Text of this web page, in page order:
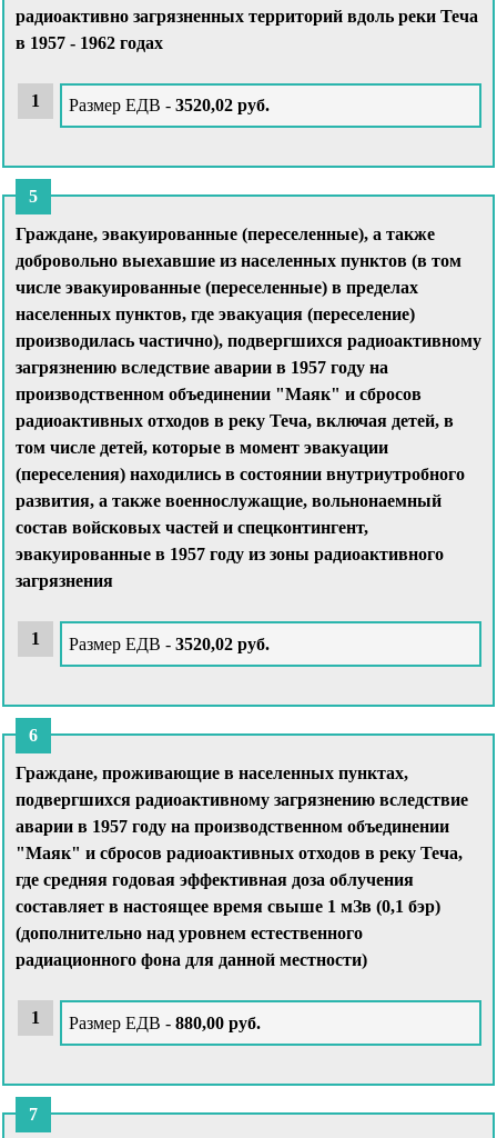
радиоактивно загрязненных территорий вдоль реки Теча
в 1957 - 1962 годах
Размер ЕДВ - 3520,02 руб.
Граждане, эвакуированные (переселенные), а также
добровольно выехавшие из населенных пунктов (в том
числе эвакуированные (переселенные) в пределах
населенных пунктов, где эвакуация (переселение)
производилась частично), подвергшихся радиоактивному
загрязнению вследствие аварии в 1957 году на
производственном объединении "Маяк" и сбросов
радиоактивных отходов в реку Теча, включая детей, в
том числе детей, которые в момент эвакуации
(переселения) находились в состоянии внутриутробного
развития, а также военнослужащие, вольнонаемный
состав войсковых частей и спецконтингент,
эвакуированные в 1957 году из зоны радиоактивного
загрязнения
Размер ЕДВ - 3520,02 руб.
Граждане, проживающие в населенных пунктах,
подвергшихся радиоактивному загрязнению вследствие
аварии в 1957 году на производственном объединении
"Маяк" и сбросов радиоактивных отходов в реку Теча,
где средняя годовая эффективная доза облучения
составляет в настоящее время свыше 1 мЗв (0,1 бэр)
(дополнительно над уровнем естественного
радиационного фона для данной местности)
Размер ЕДВ - 880,00 руб.